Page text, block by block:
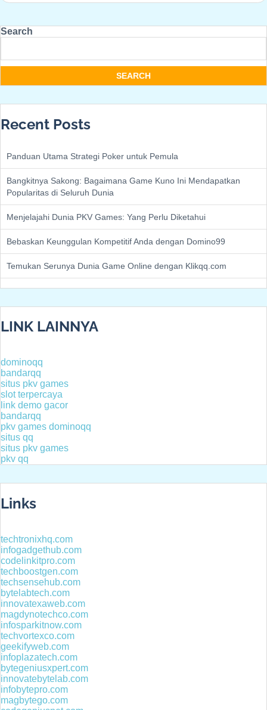
Search
SEARCH
Recent Posts
Panduan Utama Strategi Poker untuk Pemula
Bangkitnya Sakong: Bagaimana Game Kuno Ini Mendapatkan
Popularitas di Seluruh Dunia
Menjelajahi Dunia PKV Games: Yang Perlu Diketahui
Bebaskan Keunggulan Kompetitif Anda dengan Domino99
Temukan Serunya Dunia Game Online dengan Klikqq.com
LINK LAINNYA
dominoqq
bandarqq
situs pkv games
slot terpercaya
link demo gacor
bandarqq
pkv games dominoqq
situs qq
situs pkv games
pkv qq
Links
techtronixhq.com
infogadgethub.com
codelinkitpro.com
techboostgen.com
techsensehub.com
bytelabtech.com
innovatexaweb.com
magdynotechco.com
infosparkitnow.com
techvortexco.com
geekifyweb.com
infoplazatech.com
bytegeniusxpert.com
innovatebytelab.com
infobytepro.com
magbytego.com